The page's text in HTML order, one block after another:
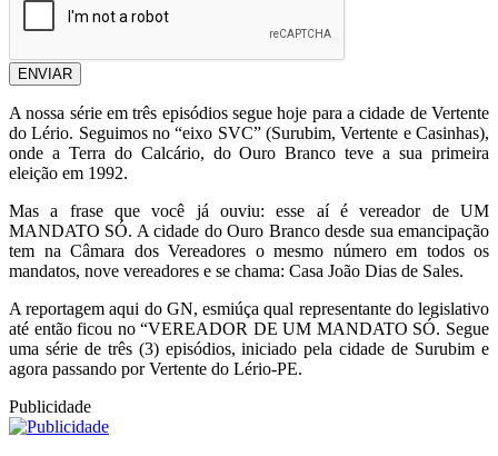
ENVIAR
A nossa série em três episódios segue hoje para a cidade de Vertente
do Lério. Seguimos no “eixo SVC” (Surubim, Vertente e Casinhas),
onde a Terra do Calcário, do Ouro Branco teve a sua primeira
eleição em 1992.
Mas a frase que você já ouviu: esse aí é vereador de UM
MANDATO SÓ. A cidade do Ouro Branco desde sua emancipação
tem na Câmara dos Vereadores o mesmo número em todos os
mandatos, nove vereadores e se chama: Casa João Dias de Sales.
A reportagem aqui do GN, esmiúça qual representante do legislativo
até então ficou no “VEREADOR DE UM MANDATO SÓ. Segue
uma série de três (3) episódios, iniciado pela cidade de Surubim e
agora passando por Vertente do Lério-PE.
Publicidade